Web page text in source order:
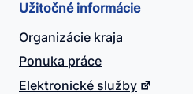
Užitočné informácie
Organizácie kraja
Ponuka práce
Elektronické služby